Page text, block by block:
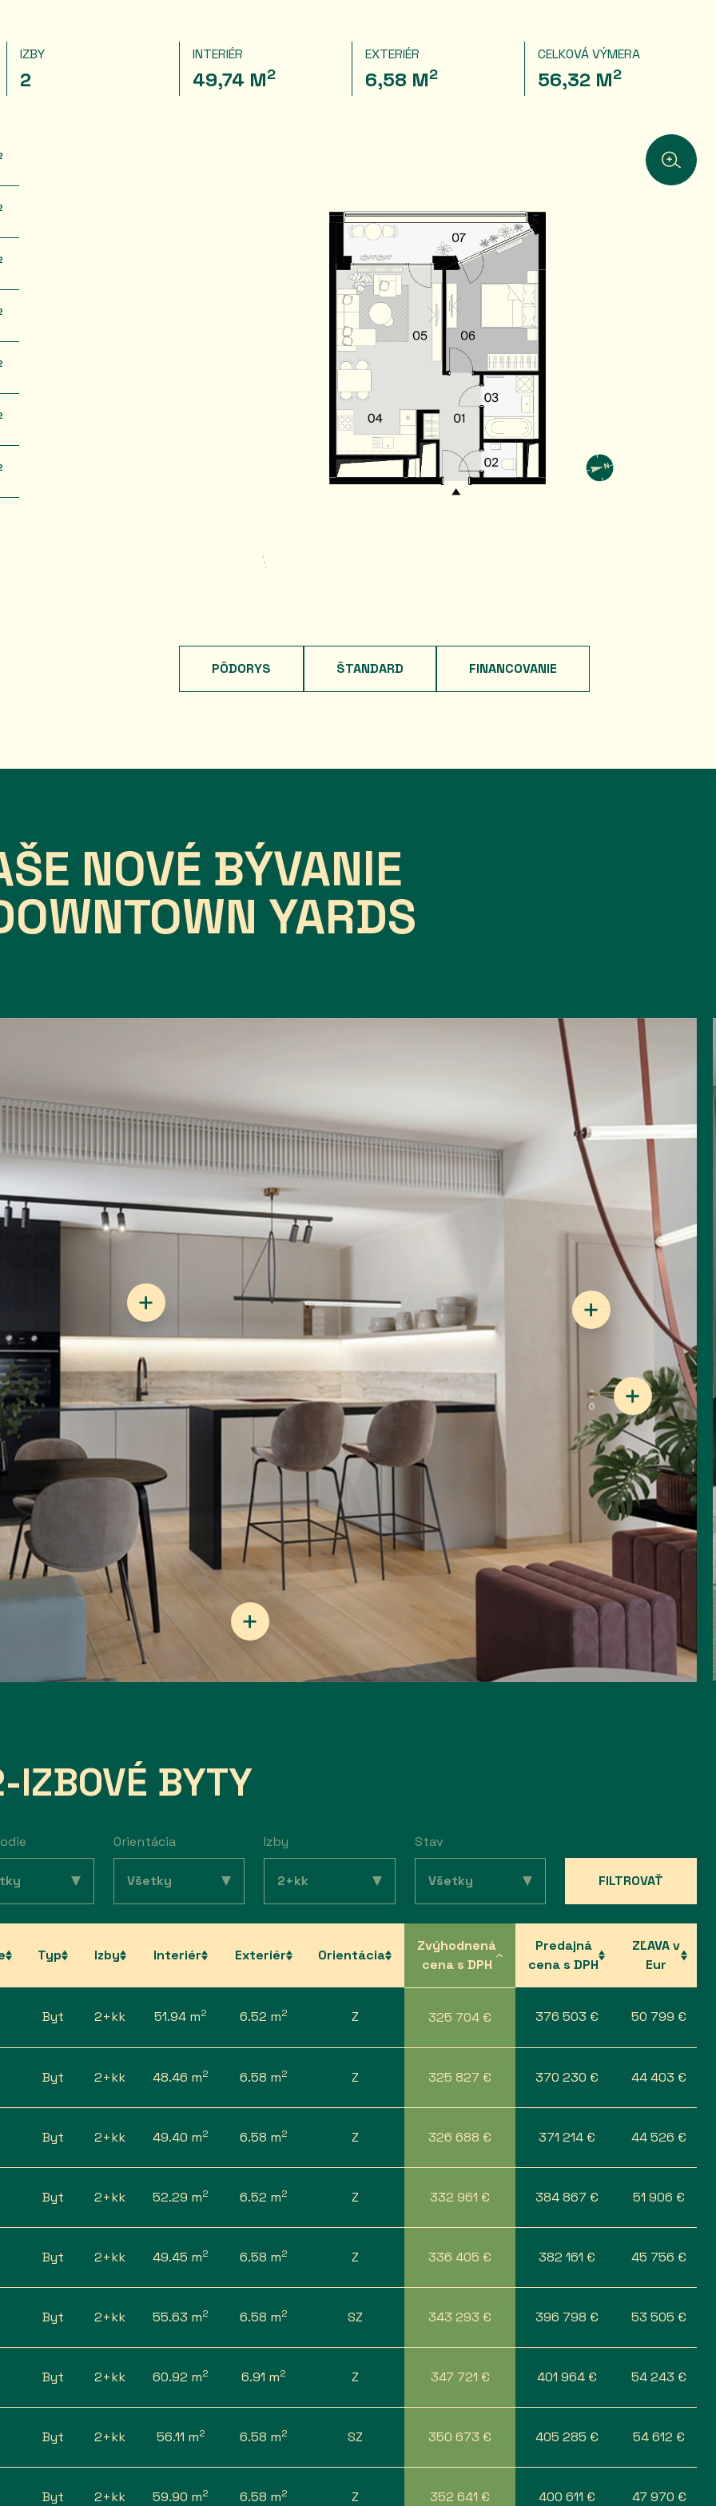
IZBY
2
INTERIÉR
49,74 M2
EXTERIÉR
6,58 M2
CELKOVÁ VÝMERA
56,32 M2
PÔDORYS ŠTANDARD FINANCOVANIE
NOVÉ BÝVANIE
YARDS
IZBOVÉ BYTY
Orientácia Izby Stav
FILTROVAŤ
Typ Izby Interiér Exteriér Orientácia
Zvýhodnená
cena s DPH
Predajná
cena s DPH
ZĽAVA v
Eur
Byt 2+kk 51.94 m2 6.52 m2 Z 325 704 € 376 503 € 50 799 €
Byt 2+kk 48.46 m2 6.58 m2 Z 325 827 € 370 230 € 44 403 €
Byt 2+kk 49.40 m2 6.58 m2 Z 326 688 € 371 214 € 44 526 €
Byt 2+kk 52.29 m2 6.52 m2 Z 332 961 € 384 867 € 51 906 €
Byt 2+kk 49.45 m2 6.58 m2 Z 336 405 € 382 161 € 45 756 €
Byt 2+kk 55.63 m2 6.58 m2 SZ 343 293 € 396 798 € 53 505 €
Byt 2+kk 60.92 m2 6.91 m2 Z 347 721 € 401 964 € 54 243 €
Byt 2+kk 56.11 m2 6.58 m2 SZ 350 673 € 405 285 € 54 612 €
Byt 2+kk 59.90 m2 6.58 m2 Z 352 641 € 400 611 € 47 970 €